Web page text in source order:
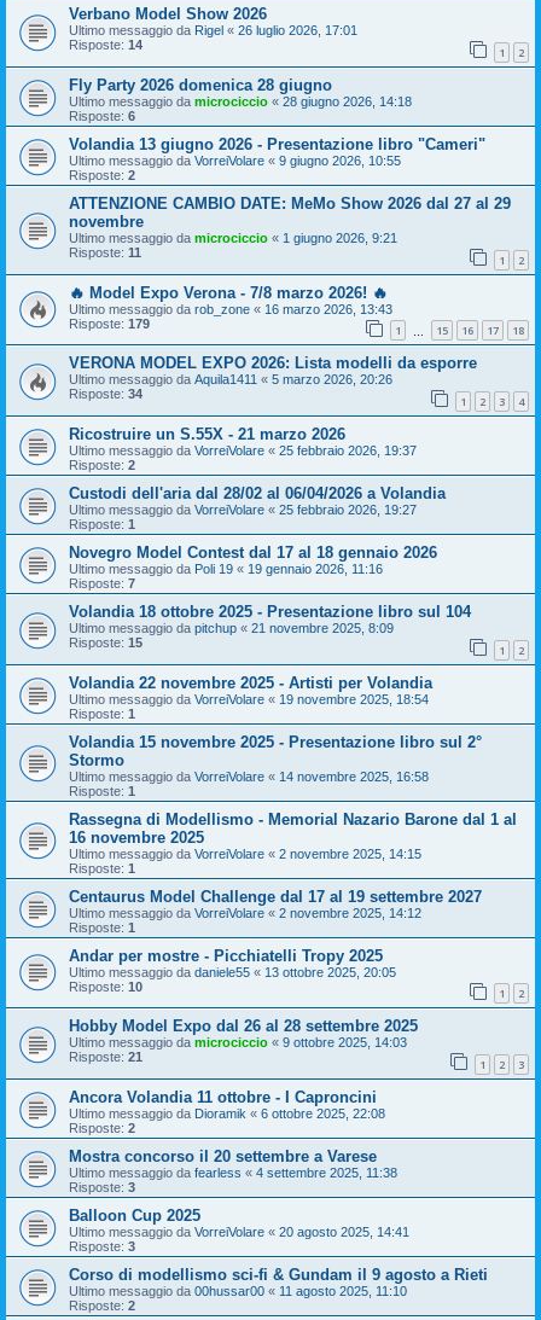
Verbano Model Show 2026
Ultimo messaggio da Rigel « 26 luglio 2026, 17:01
Risposte: 14 1 2
Fly Party 2026 domenica 28 giugno
Ultimo messaggio da microciccio « 28 giugno 2026, 14:18
Risposte: 6
Volandia 13 giugno 2026 - Presentazione libro "Cameri"
Ultimo messaggio da VorreiVolare « 9 giugno 2026, 10:55
Risposte: 2
ATTENZIONE CAMBIO DATE: MeMo Show 2026 dal 27 al 29
novembre
Ultimo messaggio da microciccio « 1 giugno 2026, 9:21
Risposte: 11 1 2
🔥 Model Expo Verona - 7/8 marzo 2026! 🔥
Ultimo messaggio da rob_zone « 16 marzo 2026, 13:43
Risposte: 179 1 15 16 17 18
VERONA MODEL EXPO 2026: Lista modelli da esporre
Ultimo messaggio da Aquila1411 « 5 marzo 2026, 20:26
Risposte: 34 1 2 3 4
Ricostruire un S.55X - 21 marzo 2026
Ultimo messaggio da VorreiVolare « 25 febbraio 2026, 19:37
Risposte: 2
Custodi dell'aria dal 28/02 al 06/04/2026 a Volandia
Ultimo messaggio da VorreiVolare « 25 febbraio 2026, 19:27
Risposte: 1
Novegro Model Contest dal 17 al 18 gennaio 2026
Ultimo messaggio da Poli 19 « 19 gennaio 2026, 11:16
Risposte: 7
Volandia 18 ottobre 2025 - Presentazione libro sul 104
Ultimo messaggio da pitchup « 21 novembre 2025, 8:09
Risposte: 15 1 2
Volandia 22 novembre 2025 - Artisti per Volandia
Ultimo messaggio da VorreiVolare « 19 novembre 2025, 18:54
Risposte: 1
Volandia 15 novembre 2025 - Presentazione libro sul 2°
Stormo
Ultimo messaggio da VorreiVolare « 14 novembre 2025, 16:58
Risposte: 1
Rassegna di Modellismo - Memorial Nazario Barone dal 1 al
16 novembre 2025
Ultimo messaggio da VorreiVolare « 2 novembre 2025, 14:15
Risposte: 1
Centaurus Model Challenge dal 17 al 19 settembre 2027
Ultimo messaggio da VorreiVolare « 2 novembre 2025, 14:12
Risposte: 1
Andar per mostre - Picchiatelli Tropy 2025
Ultimo messaggio da daniele55 « 13 ottobre 2025, 20:05
Risposte: 10 1 2
Hobby Model Expo dal 26 al 28 settembre 2025
Ultimo messaggio da microciccio « 9 ottobre 2025, 14:03
Risposte: 21 1 2 3
Ancora Volandia 11 ottobre - I Caproncini
Ultimo messaggio da Dioramik « 6 ottobre 2025, 22:08
Risposte: 2
Mostra concorso il 20 settembre a Varese
Ultimo messaggio da fearless « 4 settembre 2025, 11:38
Risposte: 3
Balloon Cup 2025
Ultimo messaggio da VorreiVolare « 20 agosto 2025, 14:41
Risposte: 3
Corso di modellismo sci-fi & Gundam il 9 agosto a Rieti
Ultimo messaggio da 00hussar00 « 11 agosto 2025, 11:10
Risposte: 2